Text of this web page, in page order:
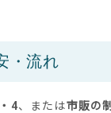
・流れ
4、または市販の